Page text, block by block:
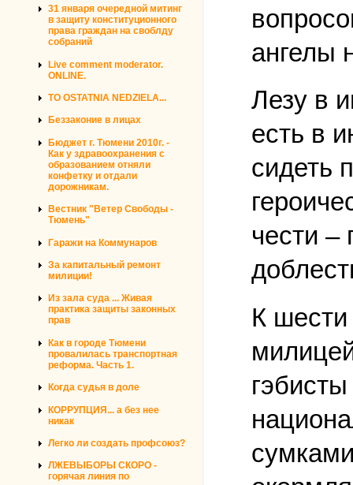
31 января очередной митинг
в защиту конституционного
права граждан на своблду
собраний
Live comment moderator.
ONLINE.
TO OSTATNIA NEDZIELA...
Беззаконие в лицах
Бюджет г. Тюмени 2010г. -
Как у здравоохранения с
образованием отняли
конфетку и отдали
дорожникам.
Вестник "Ветер Свободы -
Тюмень"
Гаражи на Коммунаров
За капитальный ремонт
милиции!
Из зала суда ... Живая
практика защиты законных
прав
Как в городе Тюмени
провалилась транспортная
реформа. Часть 1.
Когда судья в доле
КОРРУПЦИЯ... а без нее
никак
Легко ли создать профсоюз?
ЛЖЕВЫБОРЫ СКОРО -
горячая линия по
ангелы
Лезу в
есть в
сидеть
чести –
К